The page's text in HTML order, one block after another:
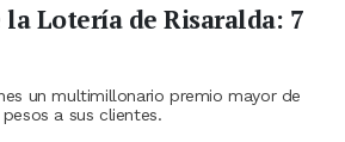
la Lotería de Risaralda: 7
un multimillonario premio mayor de
a sus clientes.